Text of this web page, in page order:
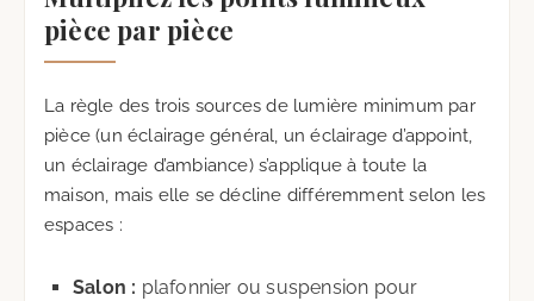
pièce par pièce
La règle des trois sources de lumière minimum par
pièce (un éclairage général, un éclairage d’appoint,
un éclairage d’ambiance) s’applique à toute la
maison, mais elle se décline différemment selon les
espaces :
Salon : plafonnier ou suspension pour